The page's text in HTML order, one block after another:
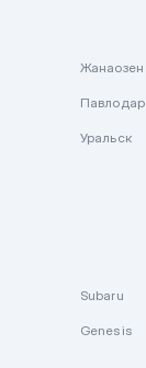
Жанаозен
Павлодар
Уральск
Subaru
Genesis